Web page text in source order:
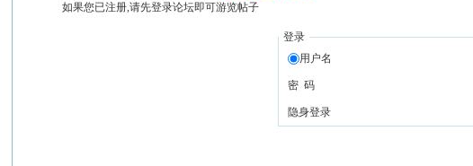
如果您已注册,请先登录论坛即可游览帖子
登录
用户名
密 码
隐身登录